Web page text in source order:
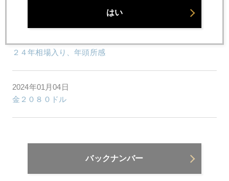
２４年相場入り、年頭所感
2024年01月04日
金２０８０ドル
バックナンバー
はい